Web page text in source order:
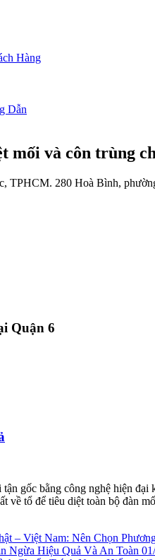
Hàng
Dẫn
mối và côn trùng
TPHCM. 280 Hoà Bình,
Quận 6
gốc bằng công nghệ hiện
về tổ để tiêu diệt toàn bộ đàn
– Việt Nam: Nên Chọn
Ngừa Hiệu Quả Và An Toàn